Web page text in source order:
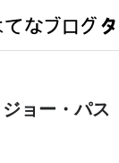
ジョー・パス